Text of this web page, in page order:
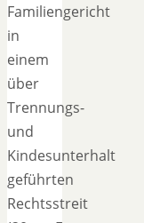
Familiengericht
in
einem
über
Trennungs-
und
Kindesunterhalt
geführten
Rechtsstreit